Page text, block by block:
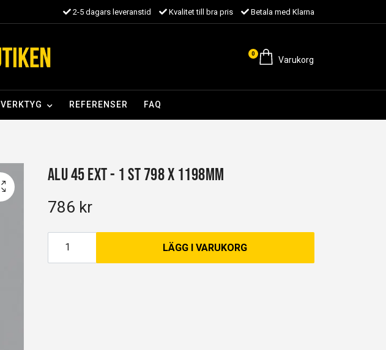
2-5 dagars leveranstid Kvalitet till bra pris Betala med Klarna
0
Varukorg
VERKTYG REFERENSER FAQ
Alu 45 EXT - 1 st 798 x 1198mm
786 kr
LÄGG I VARUKORG